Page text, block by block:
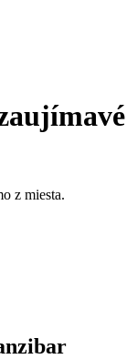
z miesta.